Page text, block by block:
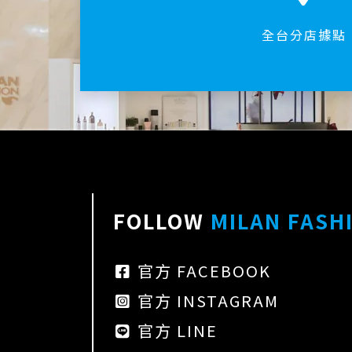
全台分店據點
FOLLOW MILAN
官方 FACEBOOK
官方 INSTAGRAM
官方 LINE